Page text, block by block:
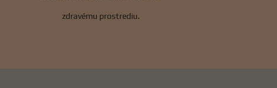
zdravému prostrediu.